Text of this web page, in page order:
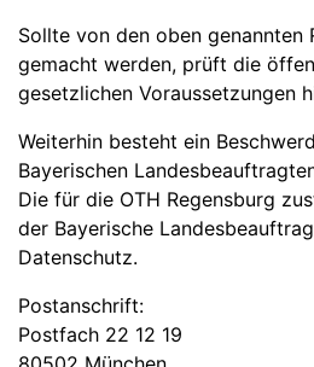
Sollte von den oben genannten
gemacht werden, prüft die
gesetzlichen Voraussetzungen
Weiterhin besteht ein
Bayerischen
Die für die OTH Regensburg
der Bayerische
Datenschutz.
Postanschrift:
Postfach 22 12 19